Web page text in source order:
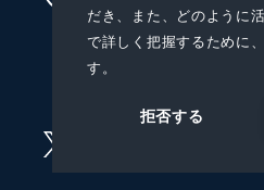
だき、また、どのように
で詳しく把握するために
す。
拒否する
プレスリリース